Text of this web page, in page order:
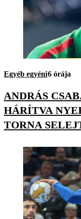
Egyéb egyéni6 órája
ANDRÁS
HÁRÍTVA
TORNA